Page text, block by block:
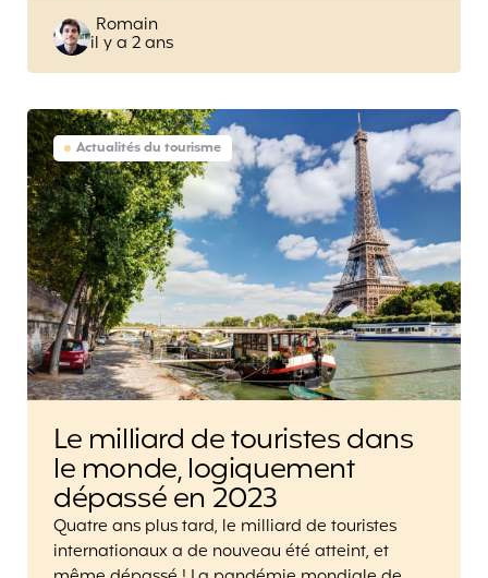
Posted
by
Romain
il y a 2 ans
Actualités du tourisme
Le milliard de touristes dans
le monde, logiquement
dépassé en 2023
Quatre ans plus tard, le milliard de touristes
internationaux a de nouveau été atteint, et